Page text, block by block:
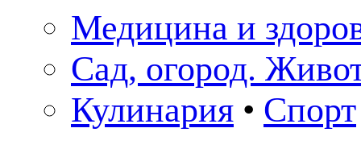
Медицина и
Сад, огород.
Кулинария • Спорт